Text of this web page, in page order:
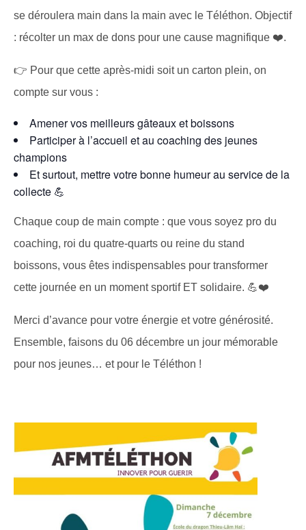
se déroulera main dans la main avec le Téléthon. Objectif
: récolter un max de dons pour une cause magnifique ❤️.
👉 Pour que cette après-midi soit un carton plein, on
compte sur vous :
Amener vos meilleurs gâteaux et boissons
Participer à l’accueil et au coaching des jeunes
champions
Et surtout, mettre votre bonne humeur au service de la
collecte 💪
Chaque coup de main compte : que vous soyez pro du
coaching, roi du quatre-quarts ou reine du stand
boissons, vous êtes indispensables pour transformer
cette journée en un moment sportif ET solidaire. 💪❤️
Merci d’avance pour votre énergie et votre générosité.
Ensemble, faisons du 06 décembre un jour mémorable
pour nos jeunes… et pour le Téléthon !